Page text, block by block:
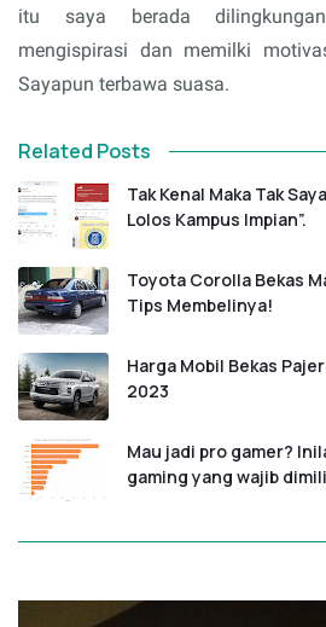
itu saya berada
mengispirasi dan memilki
Sayapun terbawa suasa.
Related Posts
Tak Kenal Maka Tak
Lolos Kampus Impian”.
Toyota Corolla Bekas
Tips Membelinya!
Harga Mobil Bekas
2023
Mau jadi pro gamer?
gaming yang wajib